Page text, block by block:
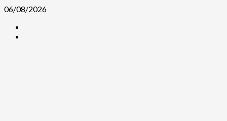
Skip
content
06/08/2026